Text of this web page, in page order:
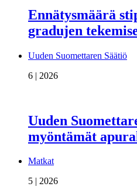
Ennätysmäärä
gradujen
Uuden Suomettaren Säätiö
6 | 2026
Uuden
myöntämät
Matkat
5 | 2026